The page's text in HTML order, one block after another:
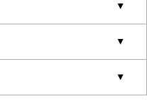
▼
▼
▼